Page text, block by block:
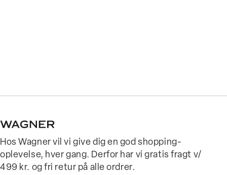
Hos Wagner vil vi give dig en god shopping-
oplevelse, hver gang. Derfor har vi gratis fragt v/
499 kr. og fri retur på alle ordrer.